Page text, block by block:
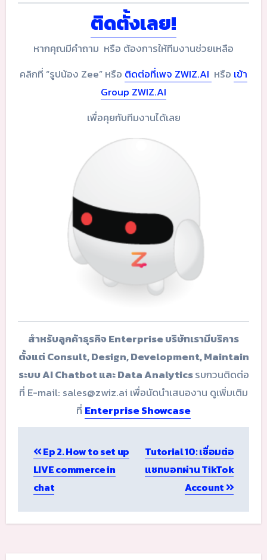
ติดตั้งเลย!
หากคุณมีคำถาม หรือ ต้องการให้ทีมงานช่วยเหลือ
คลิกที่ “รูปน้อง Zee” หรือ ติดต่อที่เพจ ZWIZ.AI หรือ เข้า
Group ZWIZ.AI
เพื่อคุยกับทีมงานได้เลย
สำหรับลูกค้าธุรกิจ Enterprise บริษัทเรามีบริการ
ตั้งแต่ Consult, Design, Development, Maintain
ระบบ AI Chatbot และ Data Analyticsรบกวนติดต่อ
ที่ E-mail: sales@zwiz.ai เพื่อนัดนำเสนองาน ดูเพิ่มเติม
ที่ Enterprise Showcase
navigation
Ep 2. How to set up
LIVE commerce in
chat
Tutorial 10: เชื่อมต่อ
แชทบอทผ่าน TikTok
Account